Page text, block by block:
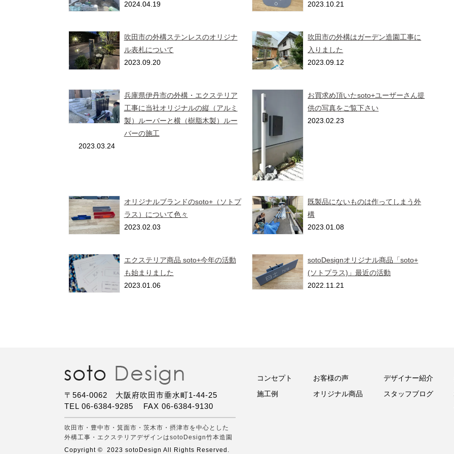
2024.04.19
2023.10.21
吹田市の外構ステンレスのオリジナ
ル表札について
2023.09.20
吹田市の外構はガーデン造園工事に
入りました
2023.09.12
兵庫県伊丹市の外構・エクステリア
工事に当社オリジナルの縦（アルミ
製）ルーバーと横（樹脂木製）ルー
バーの施工
2023.03.24
お買求め頂いたsoto+ユーザーさん提
供の写真をご覧下さい
2023.02.23
オリジナルブランドのsoto+（ソトプ
ラス）について色々
2023.02.03
既製品にないものは作ってしまう外
構
2023.01.08
エクステリア商品 soto+今年の活動
も始まりました
2023.01.06
sotoDesignオリジナル商品「soto+
(ソトプラス)」最近の活動
2022.11.21
コンセプト
施工例
お客様の声
オリジナル商品
デザイナー紹介
スタッフブログ
〒564-0062 大阪府吹田市垂水町1-44-25
TEL 06-6384-9285
FAX 06-6384-9130
吹田市・豊中市・箕面市・茨木市・摂津市を中心とした
外構工事・エクステリアデザインはsotoDesign竹本造園
Copyright © 2023 sotoDesign All Rights Reserved.